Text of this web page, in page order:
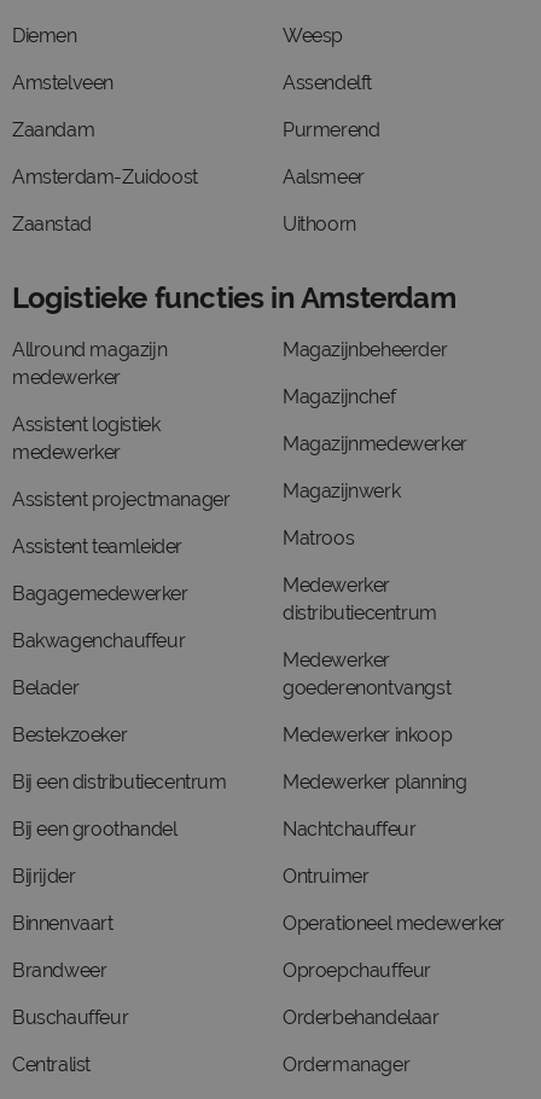
Diemen
Amstelveen
Zaandam
Amsterdam-Zuidoost
Zaanstad
Weesp
Assendelft
Purmerend
Aalsmeer
Uithoorn
Logistieke functies in Amsterdam
Allround magazijn
medewerker
Assistent logistiek
medewerker
Assistent projectmanager
Assistent teamleider
Bagagemedewerker
Bakwagenchauffeur
Belader
Bestekzoeker
Bij een distributiecentrum
Bij een groothandel
Bijrijder
Binnenvaart
Brandweer
Buschauffeur
Centralist
Magazijnbeheerder
Magazijnchef
Magazijnmedewerker
Magazijnwerk
Matroos
Medewerker
distributiecentrum
Medewerker
goederenontvangst
Medewerker inkoop
Medewerker planning
Nachtchauffeur
Ontruimer
Operationeel medewerker
Oproepchauffeur
Orderbehandelaar
Ordermanager